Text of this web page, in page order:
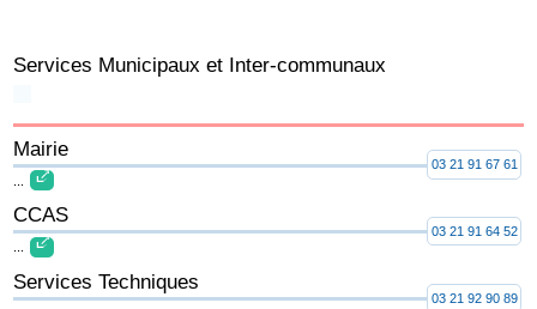
Services Municipaux et Inter-communaux
Mairie
03 21 91 67 61
CCAS
...
03 21 91 64 52
Services Techniques
03 21 92 90 89